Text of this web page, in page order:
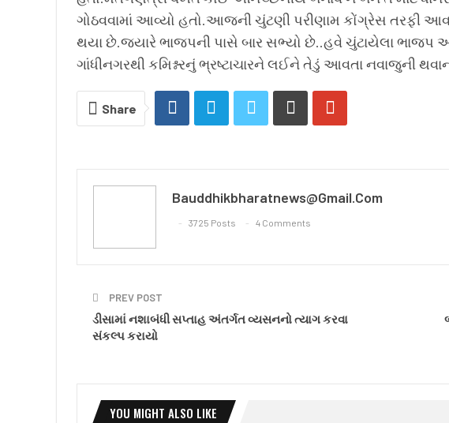
ગોઠવવામાં આવ્યો હતો.આજની ચુંટણી પરીણામ કોંગ્રેસ તરફી
થયા છે.જયારે ભાજપની પાસે બાર સભ્યો છે..હવે ચુંટાયેલા ભાજપ
ગાંધીનગરથી કમિશ્નરનું ભ્રષ્ટાચારને લઈને તેડું આવતા નવાજુની
Share
Bauddhikbharatnews@gmail.com
3725 Posts 4 Comments
PREV POST
ડીસામાં નશાબંધી સપ્તાહ અંતર્ગત વ્યસનનો ત્યાગ કરવા
સંકલ્પ કરાયો
YOU MIGHT ALSO LIKE